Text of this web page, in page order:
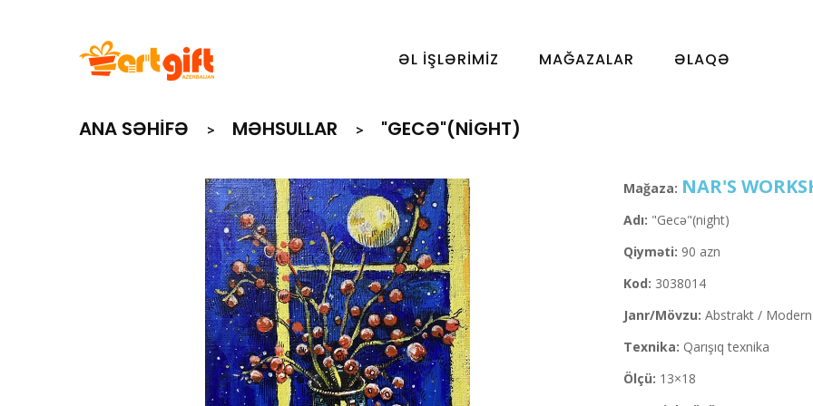
ƏL İŞLƏRIMIZ MAĞAZALAR ƏLAQƏ
ANA SƏHIFƏ MƏHSULLAR "GECƏ"(NIGHT)
Mağaza: NAR'S
Adı: "Gecə"(night)
Qiyməti: 90 azn
Kod: 3038014
Janr/Mövzu: Abstrakt / Modern
Texnika: Qarışıq texnika
Ölçü: 13×18